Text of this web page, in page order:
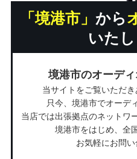
「境港市」 から
いたし
境港市のオーデ
当サイトをご覧いただき
只今、境港市でオーデ
当店では出張拠点のネットワ
境港市をはじめ、全
お気軽にお問い